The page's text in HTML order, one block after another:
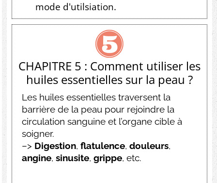
mode d'utilsiation.
CHAPITRE 5 : Comment utiliser les
huiles essentielles sur la peau ?
Les huiles essentielles traversent la
barrière de la peau pour rejoindre la
circulation sanguine et l’organe cible à
soigner.
–> Digestion, flatulence, douleurs,
angine, sinusite, grippe, etc.